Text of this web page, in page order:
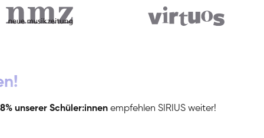
unserer Schüler:innen empfehlen SIRIUS weiter!